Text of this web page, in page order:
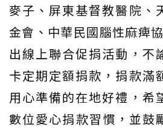
麥子、屏東基督教醫院、
金會、中華民國腦性麻痺
出線上聯合促捐活動，不
卡定期定額捐款，捐款滿
用心準備的在地好禮，希
數位愛心捐款習慣，並鼓